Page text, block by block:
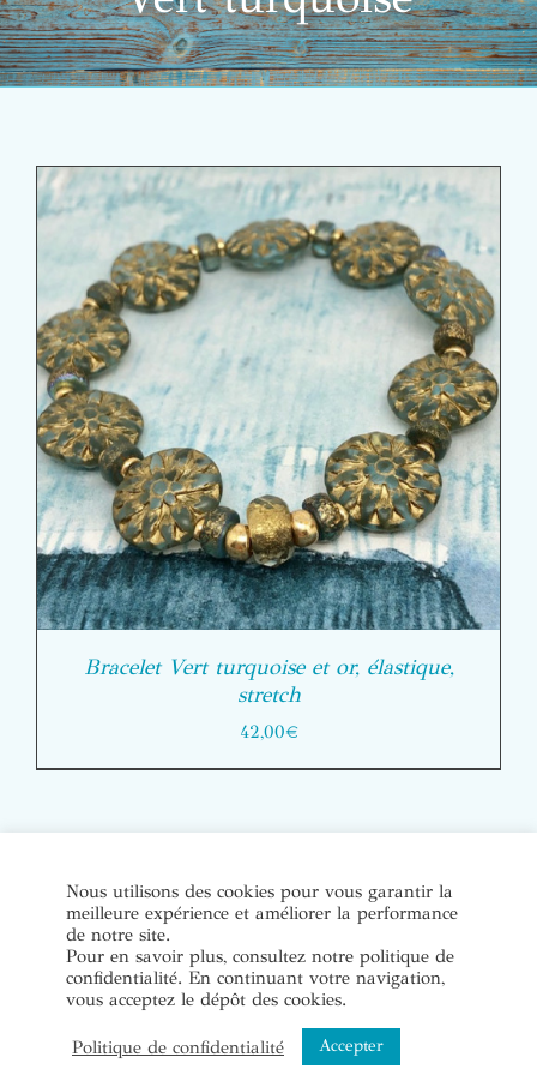
Bracelet Vert turquoise et or, élastique,
stretch
42,00€
© Copyright Bijoux de soi 2020-2022. Tous droits réservés. |
Conditions Générales de Vente|Mentions légales et politique
de confidentialité
Instagram
Nous utilisons des cookies pour vous garantir la
meilleure expérience et améliorer la performance
de notre site.
Pour en savoir plus, consultez notre politique de
confidentialité. En continuant votre navigation,
vous acceptez le dépôt des cookies.
Politique de confidentialité Accepter